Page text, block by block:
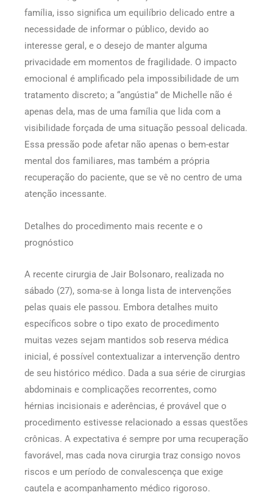
família, isso significa um equilíbrio delicado entre a
necessidade de informar o público, devido ao
interesse geral, e o desejo de manter alguma
privacidade em momentos de fragilidade. O impacto
emocional é amplificado pela impossibilidade de um
tratamento discreto; a “angústia” de Michelle não é
apenas dela, mas de uma família que lida com a
visibilidade forçada de uma situação pessoal delicada.
Essa pressão pode afetar não apenas o bem-estar
mental dos familiares, mas também a própria
recuperação do paciente, que se vê no centro de uma
atenção incessante.
Detalhes do procedimento mais recente e o
prognóstico
A recente cirurgia de Jair Bolsonaro, realizada no
sábado (27), soma-se à longa lista de intervenções
pelas quais ele passou. Embora detalhes muito
específicos sobre o tipo exato de procedimento
muitas vezes sejam mantidos sob reserva médica
inicial, é possível contextualizar a intervenção dentro
de seu histórico médico. Dada a sua série de cirurgias
abdominais e complicações recorrentes, como
hérnias incisionais e aderências, é provável que o
procedimento estivesse relacionado a essas questões
crônicas. A expectativa é sempre por uma recuperação
favorável, mas cada nova cirurgia traz consigo novos
riscos e um período de convalescença que exige
cautela e acompanhamento médico rigoroso.